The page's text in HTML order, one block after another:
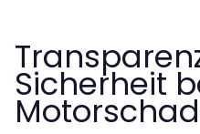
Sicherheit